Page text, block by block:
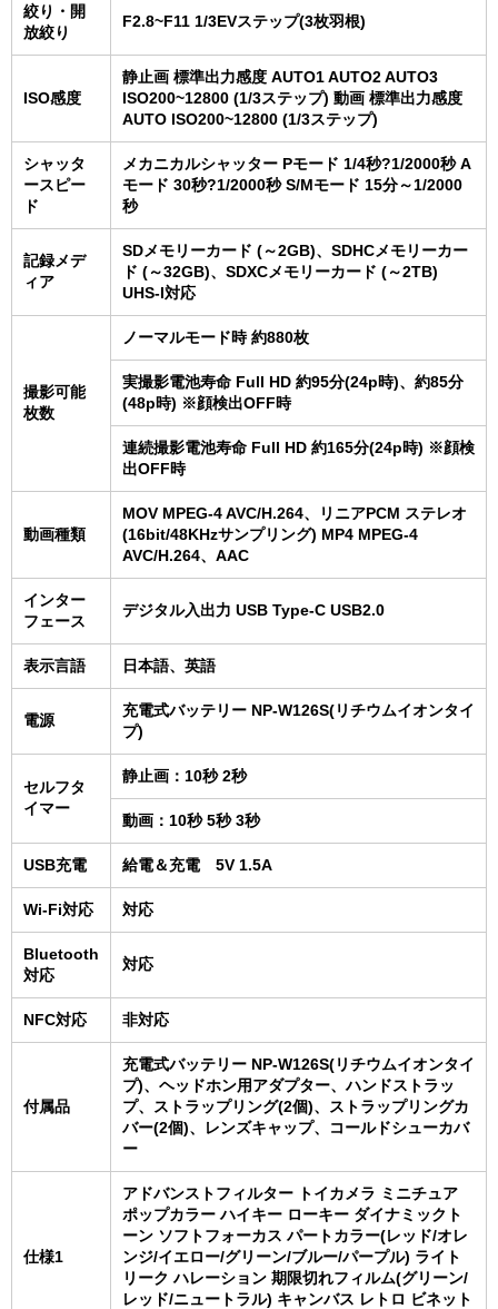
絞り・開
放絞り
F2.8~F11 1/3EVステップ(3枚羽根)
ISO感度
静止画 標準出力感度 AUTO1 AUTO2 AUTO3
ISO200~12800 (1/3ステップ) 動画 標準出力感度
AUTO ISO200~12800 (1/3ステップ)
シャッタ
ースピー
ド
メカニカルシャッター Pモード 1/4秒?1/2000秒 A
モード 30秒?1/2000秒 S/Mモード 15分～1/2000
秒
記録メデ
ィア
SDメモリーカード (～2GB)、SDHCメモリーカー
ド (～32GB)、SDXCメモリーカード (～2TB)
UHS-I対応
撮影可能
枚数
ノーマルモード時 約880枚
実撮影電池寿命 Full HD 約95分(24p時)、約85分
(48p時) ※顔検出OFF時
連続撮影電池寿命 Full HD 約165分(24p時) ※顔検
出OFF時
動画種類
MOV MPEG-4 AVC/H.264、リニアPCM ステレオ
(16bit/48KHzサンプリング) MP4 MPEG-4
AVC/H.264、AAC
インター
フェース
デジタル入出力 USB Type-C USB2.0
表示言語 日本語、英語
電源
充電式バッテリー NP-W126S(リチウムイオンタイ
プ)
セルフタ
イマー
静止画：10秒 2秒
動画：10秒 5秒 3秒
USB充電 給電＆充電 5V 1.5A
Wi-Fi対応 対応
Bluetooth
対応
対応
NFC対応 非対応
付属品
充電式バッテリー NP-W126S(リチウムイオンタイ
プ)、ヘッドホン用アダプター、ハンドストラッ
プ、ストラップリング(2個)、ストラップリングカ
バー(2個)、レンズキャップ、コールドシューカバ
ー
仕様1
アドバンストフィルター トイカメラ ミニチュア
ポップカラー ハイキー ローキー ダイナミックト
ーン ソフトフォーカス パートカラー(レッド/オレ
ンジ/イエロー/グリーン/ブルー/パープル) ライト
リーク ハレーション 期限切れフィルム(グリーン/
レッド/ニュートラル) キャンバス レトロ ビネット